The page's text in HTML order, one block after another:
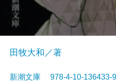
田牧大和／著
新潮文庫 978-4-10-